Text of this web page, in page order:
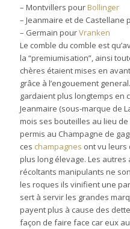
– Montvillers pour Bollinger
– Jeanmaire et de Castellane
– Germain pourVranken
Le comble du comble est
la “premiumisation”, ainsi
chères étaient mises en
grâce à l’engouement
gardaient plus longtemps en
Jeanmaire (sous-marque de
mois ses bouteilles au lieu de
permis au Champagne de
ces champagnes ont vu leurs
plus long élevage. Les autres
récoltants manipulants ne
les roques ils vinifient une
sert à servir les grandes
payent plus à cause des
façon de faire face car eux